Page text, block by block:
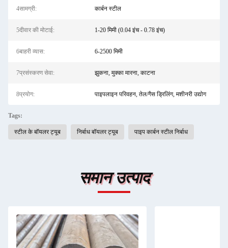
4सामग्री: कार्बन स्टील
5दीवार की मोटाई: 1-20 मिमी (0.04 इंच - 0.78 इंच)
6बाहरी व्यास: 6-2500 मिमी
7प्रसंस्करण सेवा: झुकना, मुक्का मारना, काटना
8प्रयोग: पाइपलाइन परिवहन, तेल/गैस ड्रिलिंग, मशीनरी उद्योग
Tags:
स्टील के बॉयलर ट्यूब निर्बाध बॉयलर ट्यूब पाइप कार्बन स्टील निर्बाध
समान उत्पाद